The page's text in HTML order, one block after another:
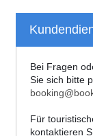
Bei Fragen
Sie sich bitte
Für
kontaktieren